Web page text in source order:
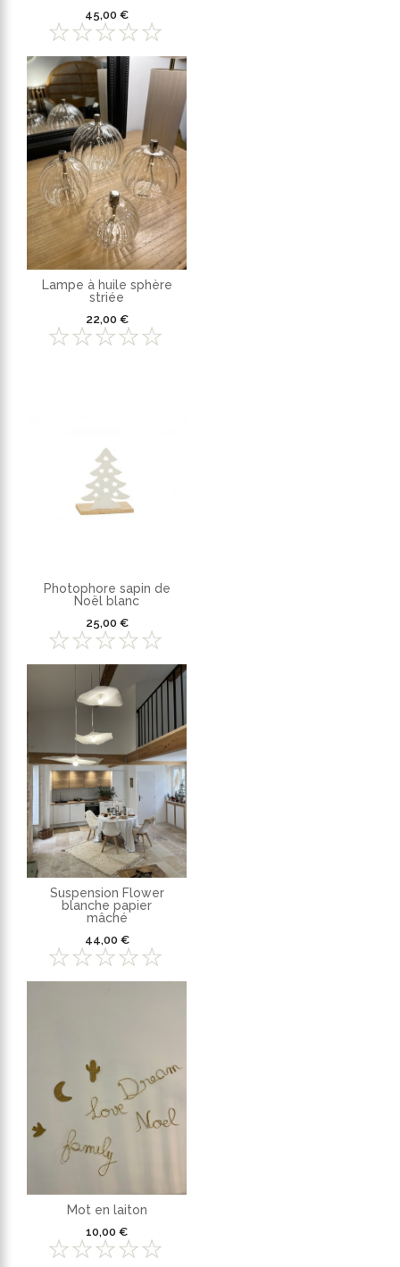
45,00 €
Lampe à huile sphère
striée
22,00 €
Photophore sapin de
Noël blanc
25,00 €
Suspension Flower
blanche papier
mâché
44,00 €
Mot en laiton
10,00 €